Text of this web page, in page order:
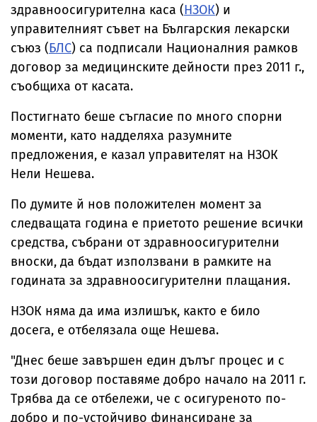
здравноосигурителна каса (НЗОК) и
управителният съвет на Българския лекарски
съюз (БЛС) са подписали Националния рамков
договор за медицинските дейности през 2011 г.,
съобщиха от касата.
Постигнато беше съгласие по много спорни
моменти, като надделяха разумните
предложения, е казал управителят на НЗОК
Нели Нешева.
По думите й нов положителен момент за
следващата година е приетото решение всички
средства, събрани от здравноосигурителни
вноски, да бъдат използвани в рамките на
годината за здравноосигурителни плащания.
НЗОК няма да има излишък, както е било
досега, е отбелязала още Нешева.
"Днес беше завършен един дълъг процес и с
този договор поставяме добро начало на 2011 г.
Трябва да се отбележи, че с осигуреното по-
добро и по-устойчиво финансиране за